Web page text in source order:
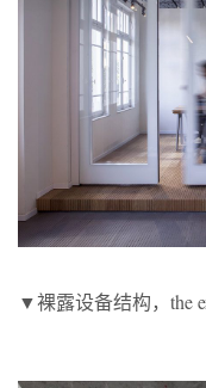
▼裸露设备结构，the